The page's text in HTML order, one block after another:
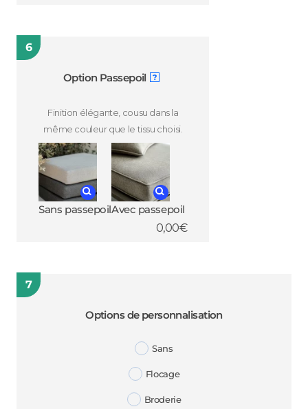
6
Option Passepoil ?
Finition élégante, cousu dans la
même couleur que le tissu choisi.
Sans passepoilAvec passepoil
0,00€
7
Options de personnalisation
Sans
Flocage
Broderie